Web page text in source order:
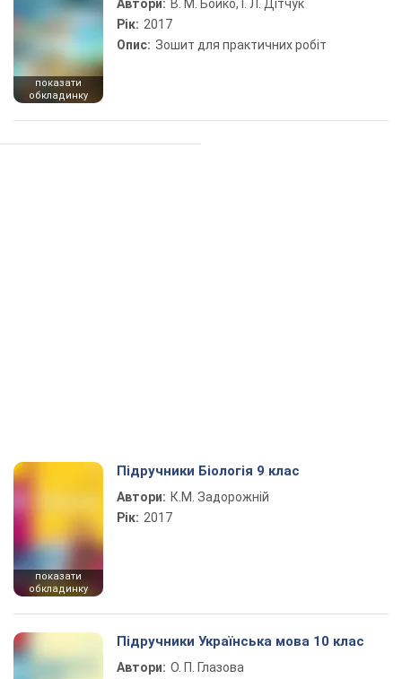
показати
обкладинку
Автори: В. М. Бойко, І. Л. Дітчук
Рік: 2017
Опис: Зошит для практичних робіт
показати
обкладинку
Підручники Біологія 9 клас
Автори: К.М. Задорожній
Рік: 2017
Підручники Українська мова 10 клас
Автори: О. П. Глазова